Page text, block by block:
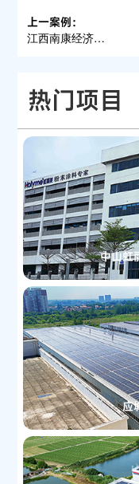
上一案例：
江西南康经济开发区龙岭工业园西区
热门项目
中山虹
应